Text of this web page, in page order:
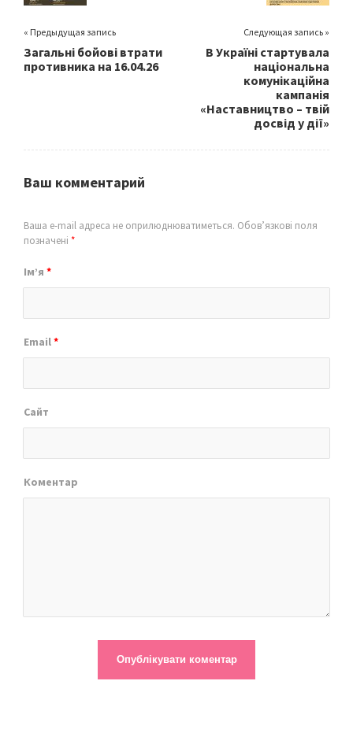
« Предыдущая запись
Загальні бойові втрати
противника на 16.04.26
Следующая запись »
В Україні стартувала
національна
комунікаційна
кампанія
«Наставництво – твій
досвід у дії»
Ваш комментарий
Ваша e-mail адреса не оприлюднюватиметься. Обов’язкові поля
позначені *
Ім’я *
Email*
Сайт
Коментар